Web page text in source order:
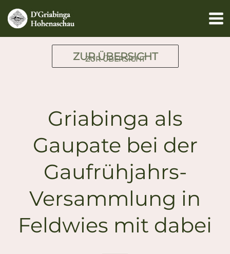
Inhalt
springen
ZUR ÜBERSICHT
ZUR ÜBERSICHT
Griabinga als
Gaupate bei der
Gaufrühjahrs-
Versammlung in
Feldwies mit dabei